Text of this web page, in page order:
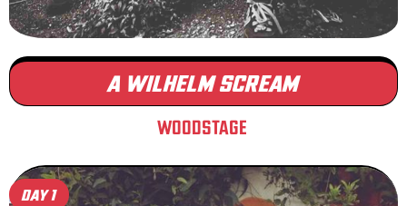
A WILHELM SCREAM
WOODSTAGE
DAY 1